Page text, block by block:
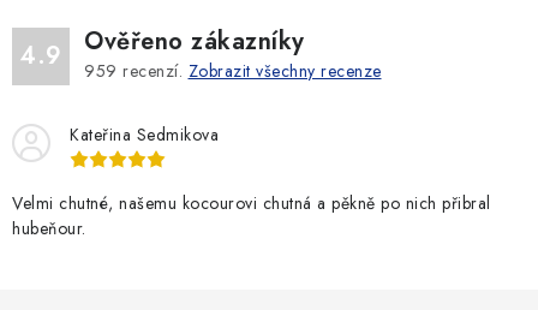
4.9 Ověřeno zákazníky
959 recenzí. Zobrazit všechny recenze
Kateřina Sedmikova
Velmi chutné, našemu kocourovi chutná a pěkně po nich přibral
hubeňour.